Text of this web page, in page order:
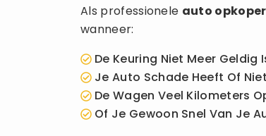
Als professionele auto opkoper
wanneer:
De Keuring Niet Meer Geldig
Je Auto Schade Heeft Of
De Wagen Veel Kilometers
Of Je Gewoon Snel Van Je